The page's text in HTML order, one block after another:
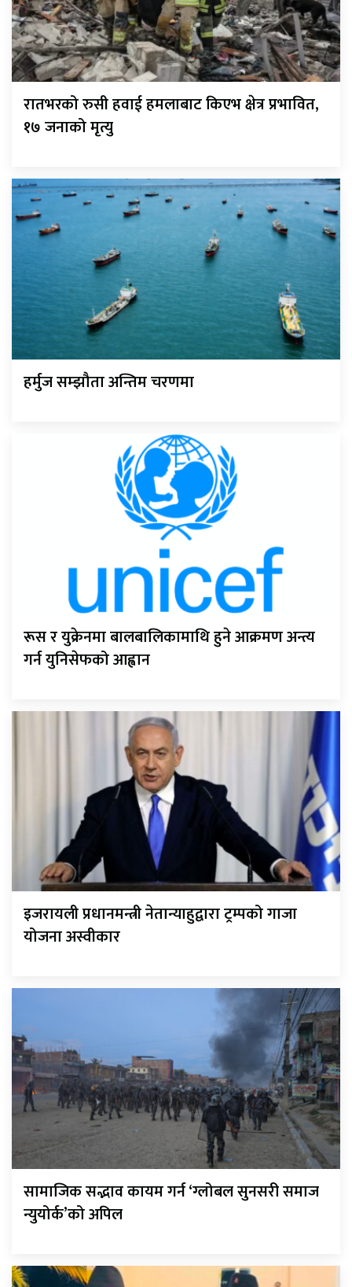
रातभरको रुसी हवाई हमलाबाट किएभ क्षेत्र प्रभावित,
१७ जनाको मृत्यु
हर्मुज सम्झौता अन्तिम चरणमा
रूस र युक्रेनमा बालबालिकामाथि हुने आक्रमण अन्त्य
गर्न युनिसेफको आह्वान
इजरायली प्रधानमन्त्री नेतान्याहुद्वारा ट्रम्पको गाजा
योजना अस्वीकार
सामाजिक सद्भाव कायम गर्न ‘ग्लोबल सुनसरी समाज
न्युयोर्क’को अपिल